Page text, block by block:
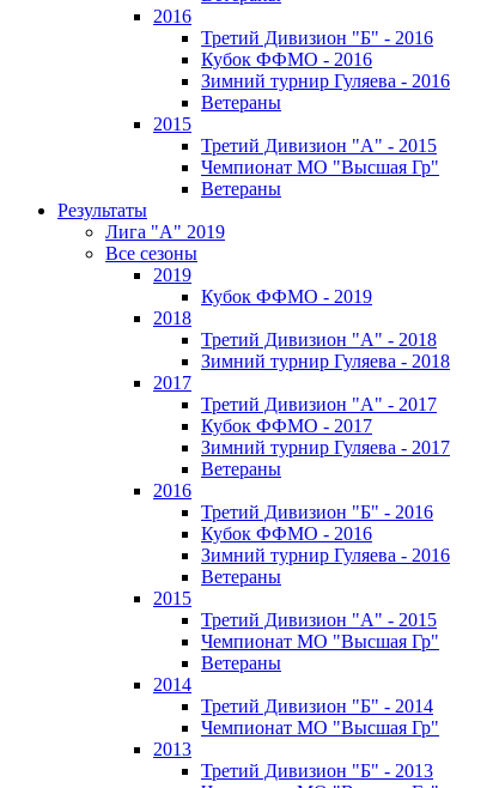
2016
Третий Дивизион "Б" - 2016
Кубок ФФМО - 2016
Зимний турнир Гуляева - 2016
Ветераны
2015
Третий Дивизион "А" - 2015
Чемпионат МО "Высшая Гр"
Ветераны
Результаты
Лига "А" 2019
Все сезоны
2019
Кубок ФФМО - 2019
2018
Третий Дивизион "А" - 2018
Зимний турнир Гуляева - 2018
2017
Третий Дивизион "А" - 2017
Кубок ФФМО - 2017
Зимний турнир Гуляева - 2017
Ветераны
2016
Третий Дивизион "Б" - 2016
Кубок ФФМО - 2016
Зимний турнир Гуляева - 2016
Ветераны
2015
Третий Дивизион "А" - 2015
Чемпионат МО "Высшая Гр"
Ветераны
2014
Третий Дивизион "Б" - 2014
Чемпионат МО "Высшая Гр"
2013
Третий Дивизион "Б" - 2013